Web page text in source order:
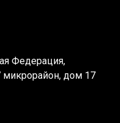
Федерация,
микрорайон, дом 17